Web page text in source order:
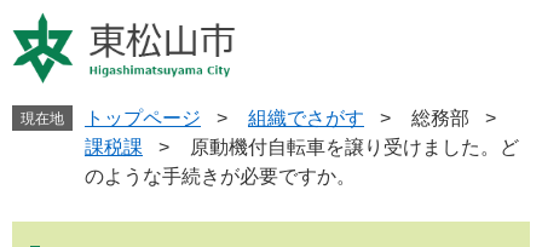
ー
ジ
ニ
ュ
現在地 トップページ > 組織でさがす > 総務部
>
課税課
>
原動機付自転車を譲り受けました。ど
のような手続きが必要ですか。